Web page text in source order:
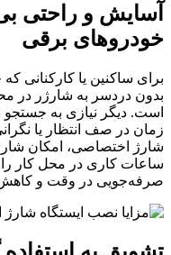
آسایش و راحتی
خودروهای برقی
برای ساکنین یا کارکنانی
بدون دردسر به شارژر در
است. دیگر نیازی به
زمان در صف انتظار یا
شارژ اختصاصی، امکان
ساعات کاری در محل کار
صرفه‌جویی در وقت و